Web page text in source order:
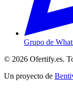
Grupo de
© 2026 Ofertify.es.
Un proyecto de